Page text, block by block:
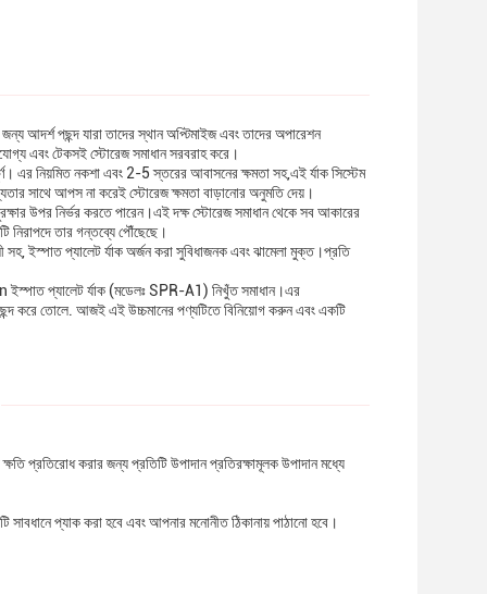
পছন্দ যারা তাদের স্থান অপ্টিমাইজ এবং তাদের অপারেশন
এবং টেকসই স্টোরেজ সমাধান সরবরাহ করে।
এর নিয়মিত নকশা এবং 2-5 স্তরের আবাসনের ক্ষমতা সহ,এই র্যাক সিস্টেম
সাথে আপস না করেই স্টোরেজ ক্ষমতা বাড়ানোর অনুমতি দেয়।
উপর নির্ভর করতে পারেন।এই দক্ষ স্টোরেজ সমাধান থেকে সব আকারের
নিরাপদে তার গন্তব্যে পৌঁছেছে।
সহ, ইস্পাত প্যালেট র্যাক অর্জন করা সুবিধাজনক এবং ঝামেলা মুক্ত।প্রতি
ইস্পাত প্যালেট র্যাক (মডেলঃ SPR-A1) নিখুঁত সমাধান।এর
করে তোলে. আজই এই উচ্চমানের পণ্যটিতে বিনিয়োগ করুন এবং একটি
প্রতিরোধ করার জন্য প্রতিটি উপাদান প্রতিরক্ষামূলক উপাদান মধ্যে
প্যাক করা হবে এবং আপনার মনোনীত ঠিকানায় পাঠানো হবে।